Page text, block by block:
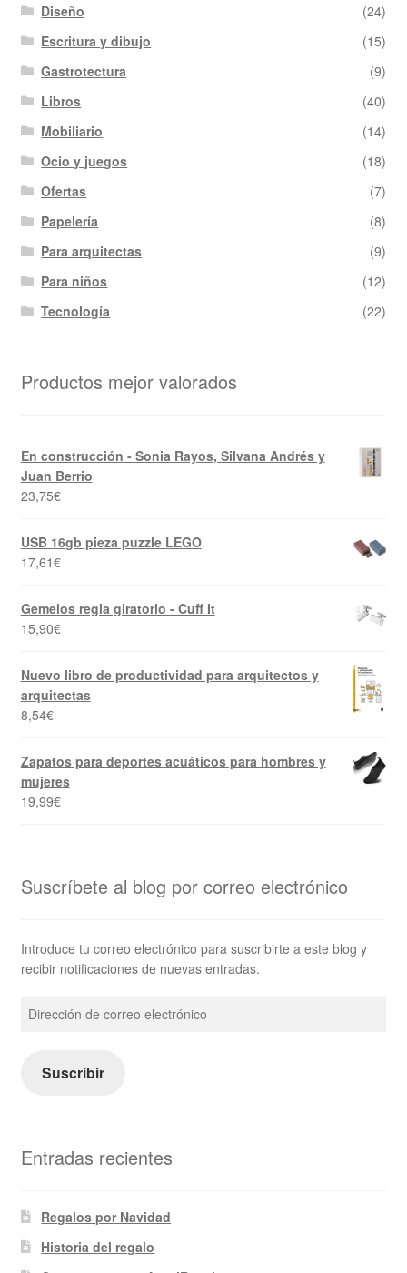
Diseño
(24)
Escritura y dibujo
(15)
Gastrotectura
(9)
Libros
(40)
Mobiliario
(14)
Ocio y juegos
(18)
Ofertas
(7)
Papelería
(8)
Para arquitectas
(9)
Para niños
(12)
Tecnología
(22)
Productos mejor valorados
En construcción - Sonia Rayos, Silvana Andrés y
Juan Berrio
23,75€
USB 16gb pieza puzzle LEGO
17,61€
Gemelos regla giratorio - Cuff It
15,90€
Nuevo libro de productividad para arquitectos y
arquitectas
8,54€
Zapatos para deportes acuáticos para hombres y
mujeres
19,99€
Suscríbete al blog por correo electrónico
Introduce tu correo electrónico para suscribirte a este blog y
recibir notificaciones de nuevas entradas.
Dirección
de
electrónico
Suscribir
Entradas recientes
Regalos por Navidad
Historia del regalo